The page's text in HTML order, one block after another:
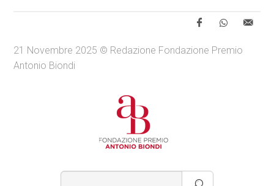
21 Novembre 2025 © Redazione Fondazione Premio
Antonio Biondi